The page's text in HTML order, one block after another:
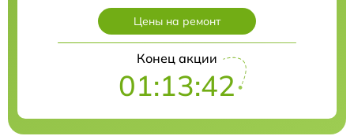
Цены на ремонт
Конец акции
01:13:41